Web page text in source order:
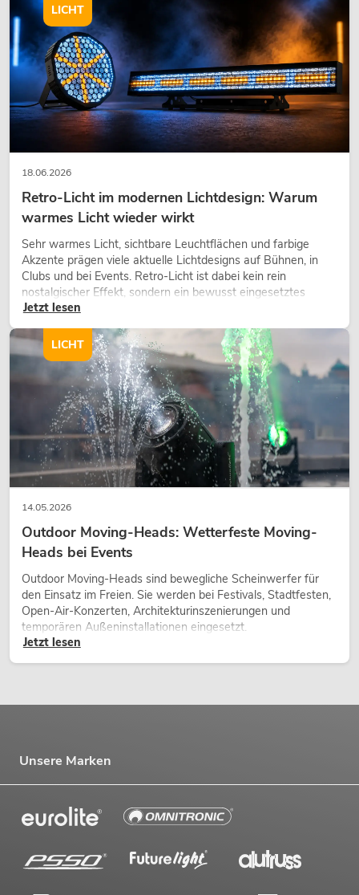
18.06.2026
Retro-Licht im modernen Lichtdesign: Warum
warmes Licht wieder wirkt
Sehr warmes Licht, sichtbare Leuchtflächen und farbige
Akzente prägen viele aktuelle Lichtdesigns auf Bühnen, in
Clubs und bei Events. Retro-Licht ist dabei kein rein
nostalgischer Effekt, sondern ein bewusst eingesetztes
Gestaltungsmittel: Es schafft Atmosphäre, gibt Szenen
Charakter und kann technische LED-Setups emotionaler
wirken lassen.
Jetzt lesen
LICHT
14.05.2026
Outdoor Moving-Heads: Wetterfeste Moving-
Heads bei Events
Outdoor Moving-Heads sind bewegliche Scheinwerfer für
den Einsatz im Freien. Sie werden bei Festivals, Stadtfesten,
Open-Air-Konzerten, Architekturinszenierungen und
temporären Außeninstallationen eingesetzt.
Jetzt lesen
LICHT
Unsere Marken